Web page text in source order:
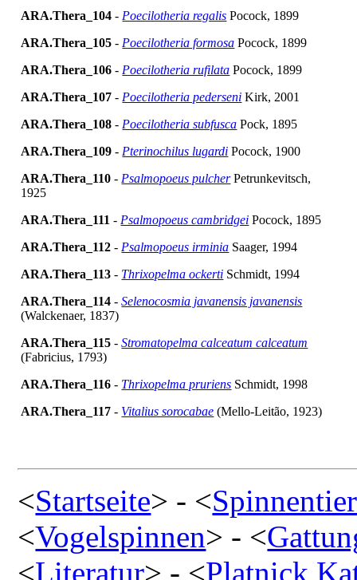
ARA.Thera_104 - Poecilotheria regalis Pocock, 1899
ARA.Thera_105 - Poecilotheria formosa Pocock, 1899
ARA.Thera_106 - Poecilotheria rufilata Pocock, 1899
ARA.Thera_107 - Poecilotheria pederseni Kirk, 2001
ARA.Thera_108 - Poecilotheria subfusca Pock, 1895
ARA.Thera_109 - Pterinochilus lugardi Pocock, 1900
ARA.Thera_110 - Psalmopoeus pulcherPetrunkevitsch,
1925
ARA.Thera_111 - Psalmopoeus cambridgei Pocock, 1895
ARA.Thera_112 - Psalmopoeus irminia Saager, 1994
ARA.Thera_113 - Thrixopelma ockerti Schmidt, 1994
ARA.Thera_114 -Selenocosmia javanensis javanensis
(Walckenaer, 1837)
ARA.Thera_115 -Stromatopelma calceatum calceatum
(Fabricius, 1793)
ARA.Thera_116 - Thrixopelma pruriens Schmidt, 1998
ARA.Thera_117 - Vitalius sorocabae (Mello-Leitão, 1923)
<Startseite> - <
<Vogelspinnen> - <
<Literatur> - <Platnick